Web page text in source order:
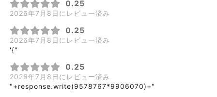
0.25
2026年7月8日にレビュー済み
0.25
2026年7月8日にレビュー済み
'{"
0.25
2026年7月8日にレビュー済み
"+response.write(9578767*9906070)+"